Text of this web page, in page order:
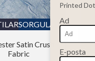
SORGULAMA
Satin Crush
Fabric
Printed
Ad
E-posta